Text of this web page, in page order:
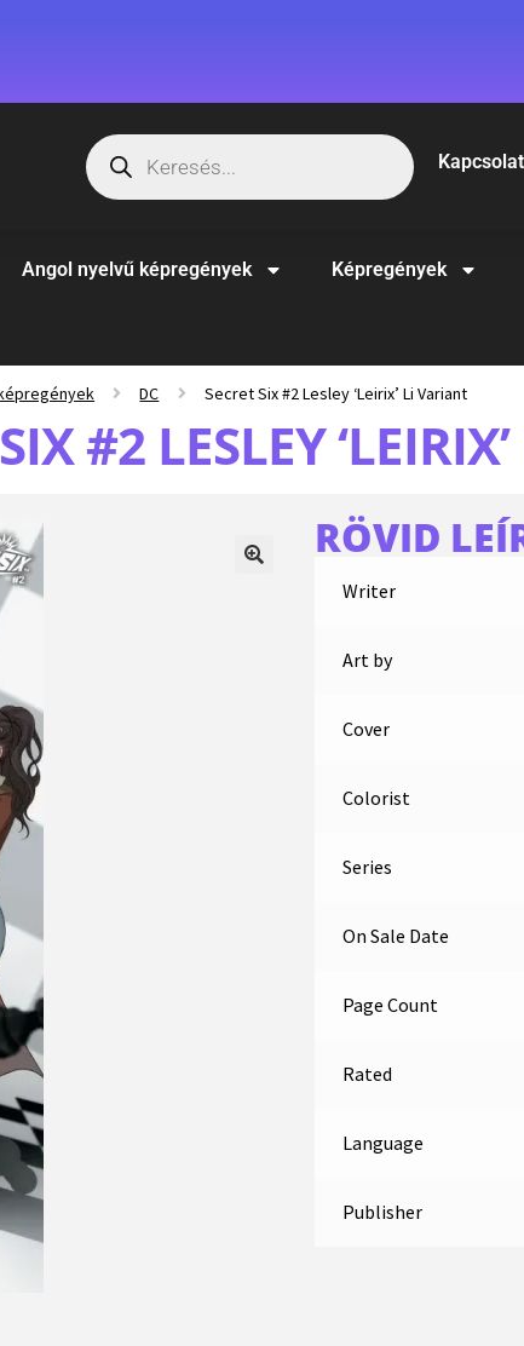
Kapcsolat
Angol nyelvű képregények Képregények
DC Secret Six #2 Lesley ‘Leirix’ Li Variant
#2 LESLEY
RÖVID
Writer
Art by
Cover
Colorist
Series
On Sale Date
Page Count
Rated
Language
Publisher